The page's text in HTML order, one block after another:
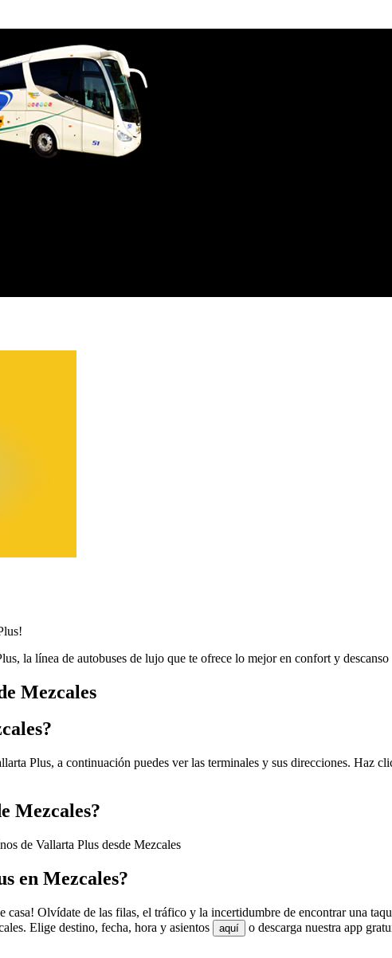
la línea de autobuses de lujo que te ofrece lo mejor en confort y
Mezcales
Plus, a continuación puedes ver las terminales y sus direcciones.
Mezcales?
de Vallarta Plus desde Mezcales
en Mezcales?
casa! Olvídate de las filas, el tráfico y la incertidumbre de encontrar una
Elige destino, fecha, hora y asientos
aquí
o descarga nuestra app